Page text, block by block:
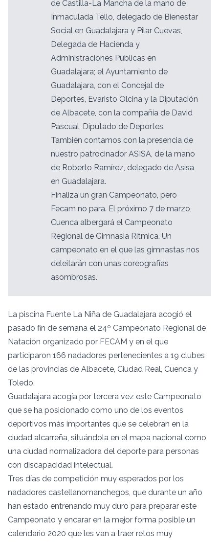
de Castilla-La Mancha de la mano de
Inmaculada Tello, delegado de Bienestar
Social en Guadalajara y Pilar Cuevas,
Delegada de Hacienda y
Administraciones Públicas en
Guadalajara; el Ayuntamiento de
Guadalajara, con el Concejal de
Deportes, Evaristo Olcina y la Diputación
de Albacete, con la compañía de David
Pascual, Diputado de Deportes.
También contamos con la presencia de
nuestro patrocinador ASISA, de la mano
de Roberto Ramírez, delegado de Asisa
en Guadalajara.
Finaliza un gran Campeonato, pero
Fecam no para. El próximo 7 de marzo,
Cuenca albergará el Campeonato
Regional de Gimnasia Rítmica. Un
campeonato en el que las gimnastas nos
deleitarán con unas coreografías
asombrosas.
La piscina Fuente La Niña de Guadalajara acogió el
pasado fin de semana el 24º Campeonato Regional de
Natación organizado por FECAM y en el que
participaron 166 nadadores pertenecientes a 19 clubes
de las provincias de Albacete, Ciudad Real, Cuenca y
Toledo.
Guadalajara acogía por tercera vez este Campeonato
que se ha posicionado como uno de los eventos
deportivos más importantes que se celebran en la
ciudad alcarreña, situándola en el mapa nacional como
una ciudad normalizadora del deporte para personas
con discapacidad intelectual.
Tres días de competición muy esperados por los
nadadores castellanomanchegos, que durante un año
han estado entrenando muy duro para preparar este
Campeonato y encarar en la mejor forma posible un
calendario 2020 que les van a traer retos muy